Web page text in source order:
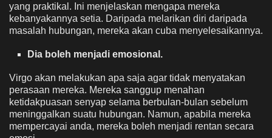
yang praktikal. Ini menjelaskan mengapa mereka
kebanyakannya setia. Daripada melarikan diri daripada
masalah hubungan, mereka akan cuba menyelesaikannya.
Dia boleh menjadi emosional.
Virgo akan melakukan apa saja agar tidak menyatakan
perasaan mereka. Mereka sanggup menahan
ketidakpuasan senyap selama berbulan-bulan sebelum
meninggalkan suatu hubungan. Namun, apabila mereka
mempercayai anda, mereka boleh menjadi rentan secara